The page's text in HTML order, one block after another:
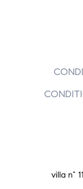
villa n°